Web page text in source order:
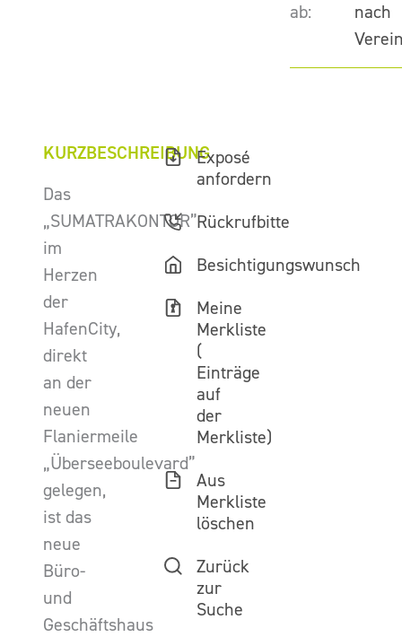
ab:
nach
KURZBESCHREIBUNG
Das
„SUMATRAKONTOR”
im
Herzen
der
HafenCity,
direkt
an der
neuen
Flaniermeile
„Überseeboulevard”
gelegen,
ist das
neue
Büro-
und
Geschäftshaus
Exposé
anfordern
Rückrufbitte
Besichtigungswunsch
Meine
Merkliste
(
Einträge
auf
der
Merkliste)
Aus
Merkliste
löschen
Zurück
zur
Suche